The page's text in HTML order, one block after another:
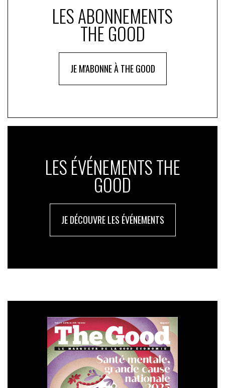
LES ABONNEMENTS
THE GOOD
JE M'ABONNE À THE GOOD
LES ÉVÉNEMENTS THE
GOOD
JE DÉCOUVRE LES ÉVÉNEMENTS